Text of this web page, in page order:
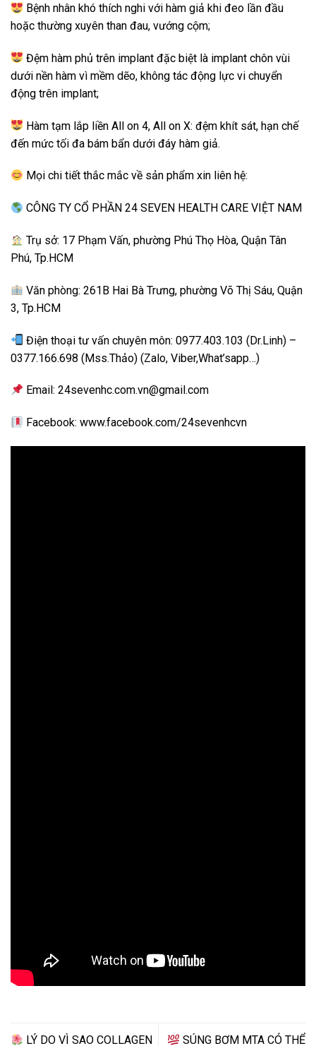
Bệnh nhân khó thích nghi với hàm giả khi đeo lần đầu
hoặc thường xuyên than đau, vướng cộm;
Đệm hàm phủ trên implant đặc biệt là implant chôn vùi
dưới nền hàm vì mềm dẽo, không tác động lực vi chuyển
động trên implant;
Hàm tạm lắp liền All on 4, All on X: đệm khít sát, hạn chế
đến mức tối đa bám bẩn dưới đáy hàm giả.
Mọi chi tiết thắc mắc về sản phẩm xin liên hệ:
CÔNG TY CỔ PHẦN 24 SEVEN HEALTH CARE VIỆT NAM
Trụ sở: 17 Phạm Vấn, phường Phú Thọ Hòa, Quận Tân
Phú, Tp.HCM
Văn phòng: 261B Hai Bà Trưng, phường Võ Thị Sáu, Quận
3, Tp.HCM
Điện thoại tư vấn chuyên môn: 0977.403.103 (Dr.Linh) –
0377.166.698 (Mss.Thảo) (Zalo, Viber,What’sapp…)
Email: 24sevenhc.com.vn@gmail.com
Facebook: www.facebook.com/24sevenhcvn
LÝ DO VÌ SAO COLLAGEN SÚNG BƠM MTA CÓ THỂ